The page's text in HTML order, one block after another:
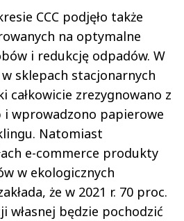
CCC podjęło także
na optymalne
i redukcję odpadów. W
sklepach stacjonarnych
całkowicie zrezygnowano z
wprowadzono papierowe
Natomiast
e-commerce produkty
w ekologicznych
że w 2021 r. 70 proc.
własnej będzie pochodzić